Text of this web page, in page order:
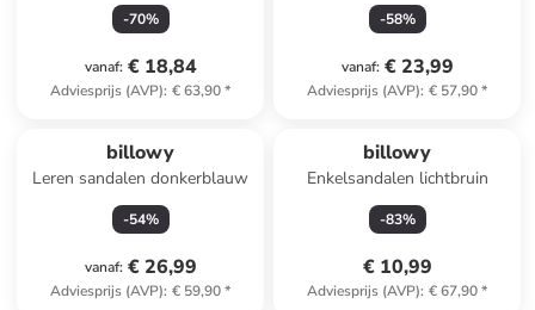
-70%
vanaf: € 18,84
Adviesprijs (AVP): € 63,90*
-58%
vanaf: € 23,99
Adviesprijs (AVP): € 57,90*
billowy
Leren sandalen donkerblauw
-54%
vanaf: € 26,99
Adviesprijs (AVP): € 59,90*
billowy
Enkelsandalen lichtbruin
-83%
€ 10,99
Adviesprijs (AVP): € 67,90*